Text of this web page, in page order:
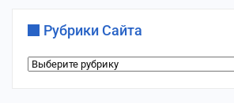
Рубрики Сайта
Рубрики